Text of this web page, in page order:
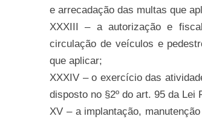
e arrecadação das multas que
XXXIII – a autorização e
circulação de veículos e
que aplicar;
XXXIV – o exercício das
disposto no §2º do art. 95 da Lei
XV – a implantação,